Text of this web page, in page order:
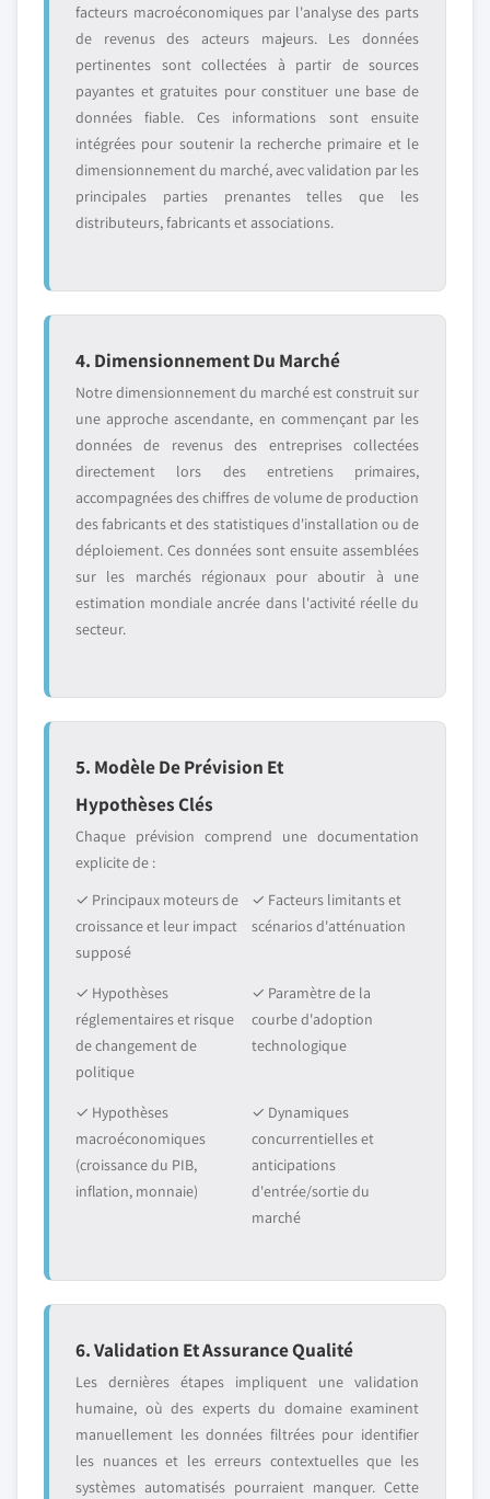
facteurs macroéconomiques par l'analyse des parts
de revenus des acteurs majeurs. Les données
pertinentes sont collectées à partir de sources
payantes et gratuites pour constituer une base de
données fiable. Ces informations sont ensuite
intégrées pour soutenir la recherche primaire et le
dimensionnement du marché, avec validation par les
principales parties prenantes telles que les
distributeurs, fabricants et associations.
4. Dimensionnement Du Marché
Notre dimensionnement du marché est construit sur
une approche ascendante, en commençant par les
données de revenus des entreprises collectées
directement lors des entretiens primaires,
accompagnées des chiffres de volume de production
des fabricants et des statistiques d'installation ou de
déploiement. Ces données sont ensuite assemblées
sur les marchés régionaux pour aboutir à une
estimation mondiale ancrée dans l'activité réelle du
secteur.
5. Modèle De Prévision Et
Hypothèses Clés
Chaque prévision comprend une documentation
explicite de :
✓ Principaux moteurs de
croissance et leur impact
supposé
✓ Facteurs limitants et
scénarios d'atténuation
✓ Hypothèses
réglementaires et risque
de changement de
politique
✓ Paramètre de la
courbe d'adoption
technologique
✓ Hypothèses
macroéconomiques
(croissance du PIB,
inflation, monnaie)
✓ Dynamiques
concurrentielles et
anticipations
d'entrée/sortie du
marché
6. Validation Et Assurance Qualité
Les dernières étapes impliquent une validation
humaine, où des experts du domaine examinent
manuellement les données filtrées pour identifier
les nuances et les erreurs contextuelles que les
systèmes automatisés pourraient manquer. Cette